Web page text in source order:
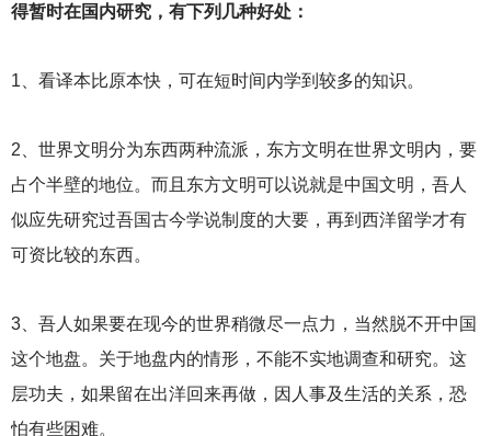
得暂时在国内研究，有下列几种好处：
1 、看译本比原本快，可在短时间内学到较多的知识。
2 、世界文明分为东西两种流派，东方文明在世界文明内，要
占个半壁的地位。而且东方文明可以说就是中国文明，吾人
似应先研究过吾国古今学说制度的大要，再到西洋留学才有
可资比较的东西。
3、吾人如果要在现今的世界稍微尽一点力，当然脱不开中国
这个地盘。关于地盘内的情形，不能不实地调查和研究。这
层功夫，如果留在出洋回来再做，因人事及生活的关系，恐
怕有些困难。